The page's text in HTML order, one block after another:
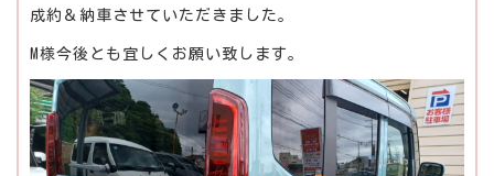
成約＆納車させていただきました。
M様今後とも宜しくお願い致します。